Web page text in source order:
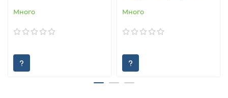
Много Много